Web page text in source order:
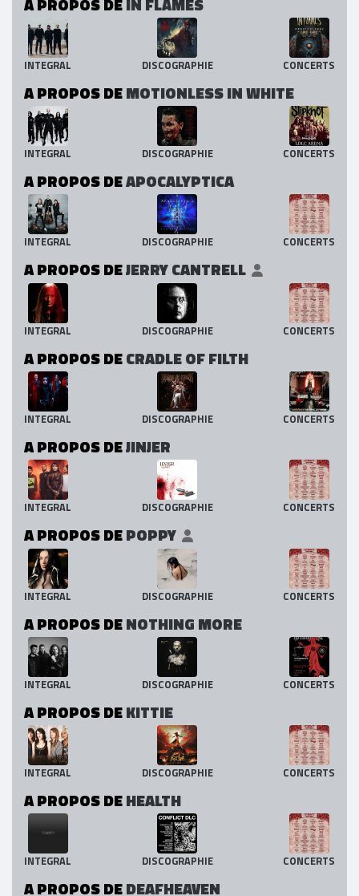
INTEGRAL DISCOGRAPHIE CONCERTS
A PROPOS DEMOTIONLESS IN WHITE
INTEGRAL DISCOGRAPHIE CONCERTS
A PROPOS DEAPOCALYPTICA
INTEGRAL DISCOGRAPHIE CONCERTS
A PROPOS DEJERRY CANTRELL
INTEGRAL DISCOGRAPHIE CONCERTS
A PROPOS DECRADLE OF FILTH
INTEGRAL DISCOGRAPHIE CONCERTS
A PROPOS DEJINJER
INTEGRAL DISCOGRAPHIE CONCERTS
A PROPOS DEPOPPY
INTEGRAL DISCOGRAPHIE CONCERTS
A PROPOS DENOTHING MORE
INTEGRAL DISCOGRAPHIE CONCERTS
A PROPOS DEKITTIE
INTEGRAL DISCOGRAPHIE CONCERTS
A PROPOS DEHEALTH
INTEGRAL DISCOGRAPHIE CONCERTS
A PROPOS DEDEAFHEAVEN